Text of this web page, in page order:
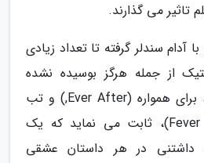
تاثیر می گذارند.
آدام سندلر گرفته تا تعداد زیادی
از جمله هرگز بوسیده نشده
(Never Been Kissed)، برای همواره (Ever After,) و تب
هیجانی شدید (Fever Pitch)، ثابت می نماید که یک
در هر داستان عشقی